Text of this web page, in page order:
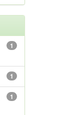
1
1
1